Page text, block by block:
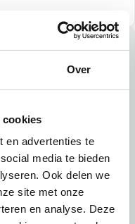
Over
cookies
en advertenties te
media te bieden
Ook delen we
site met onze
en analyse. Deze
geef de volgende